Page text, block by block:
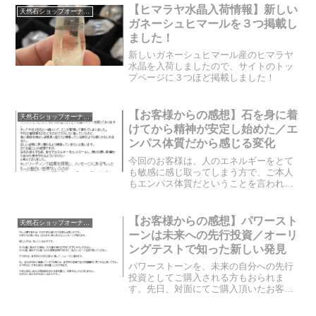
ていた時期があるのですが、波動が下が
り、抜け出てしまっていた...
天然石ショップオーナーのブログ
【ヒマラヤ水晶入荷情報】新しい
ガネーシュヒマールを３つ掲載し
ました！
新しいガネーシュヒマール産のヒマラヤ
水晶を入荷しましたので、サイトのトッ
プページに３つほど掲載しました！
天然石ショップオーナーのブログ
【お客様からの感想】石を身に着
けてから精神が安定し始めた／エ
ンパス体質だから感じる変化
今回のお客様は、人のエネルギーをとて
も敏感に感じ取ってしまう方で、ご本人
もエンパス体質だということを言われて
ライラが耐えなかったということでし
た。ですが、石起こしをした...
【お客様からの感想】パワースト
ーンは未来への先行投資／オーリ
ングテストで知った新しい発見
パワーストーンを、未来の自分への先行
投資としてご購入される方もおられま
す。先日、対面にてご購入頂いたお客様